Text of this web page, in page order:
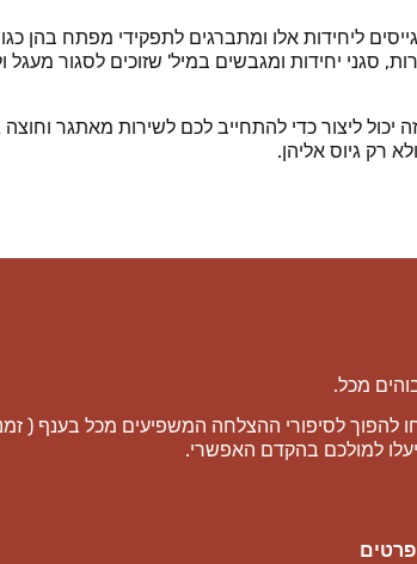
ליחידות אלו ומתברגים לתפקידי מפתח בהן
סגני יחידות ומגבשים במיל' שזוכים לסגור מעגל
יכול ליצור כדי להתחייב לכם לשירות מאתגר וחוצה
רק גיוס אליהן.
מכל.
להפוך לסיפורי ההצלחה המשפיעים מכל בענף (
למולכם בהקדם האפשרי.